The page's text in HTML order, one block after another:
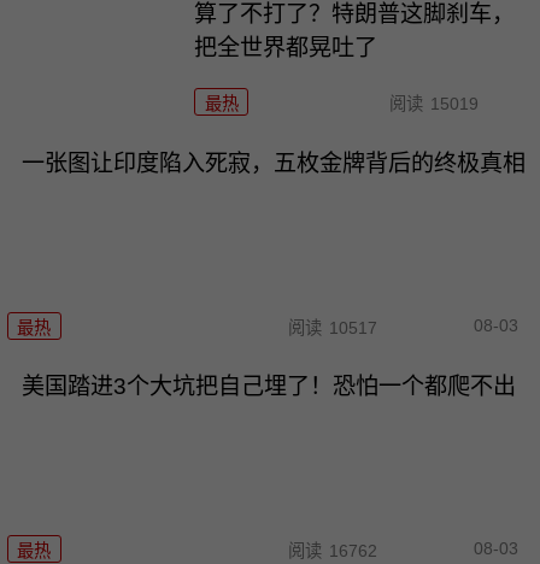
算了不打了？特朗普这脚刹车，
把全世界都晃吐了
最热 阅读 15019
一张图让印度陷入死寂，五枚金牌背后的终极真相
最热 阅读 10517 08-03
美国踏进3个大坑把自己埋了！恐怕一个都爬不出
最热 阅读 16762 08-03